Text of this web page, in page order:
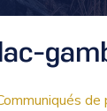
de